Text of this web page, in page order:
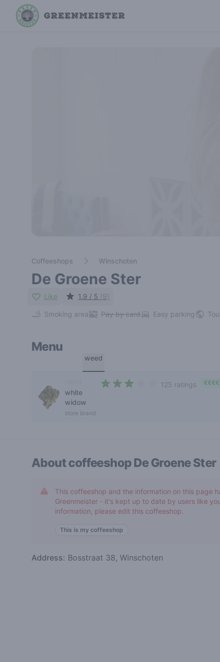
Coffeeshops Winschoten
De Groene Ster
Like 1.9 / 5 (9)
Smoking area Pay by card Easy parking
Menu
weed
white
widow
store brand
125 ratings €€€€
About coffeeshopDe Groene Ster
This coffeeshop and the information on this page
Greenmeister - it's kept up to date by users like
information, please edit this coffeeshop.
This is my coffeeshop
Address: Bosstraat 38, Winschoten